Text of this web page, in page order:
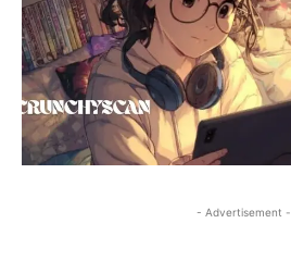
- Advertisement -